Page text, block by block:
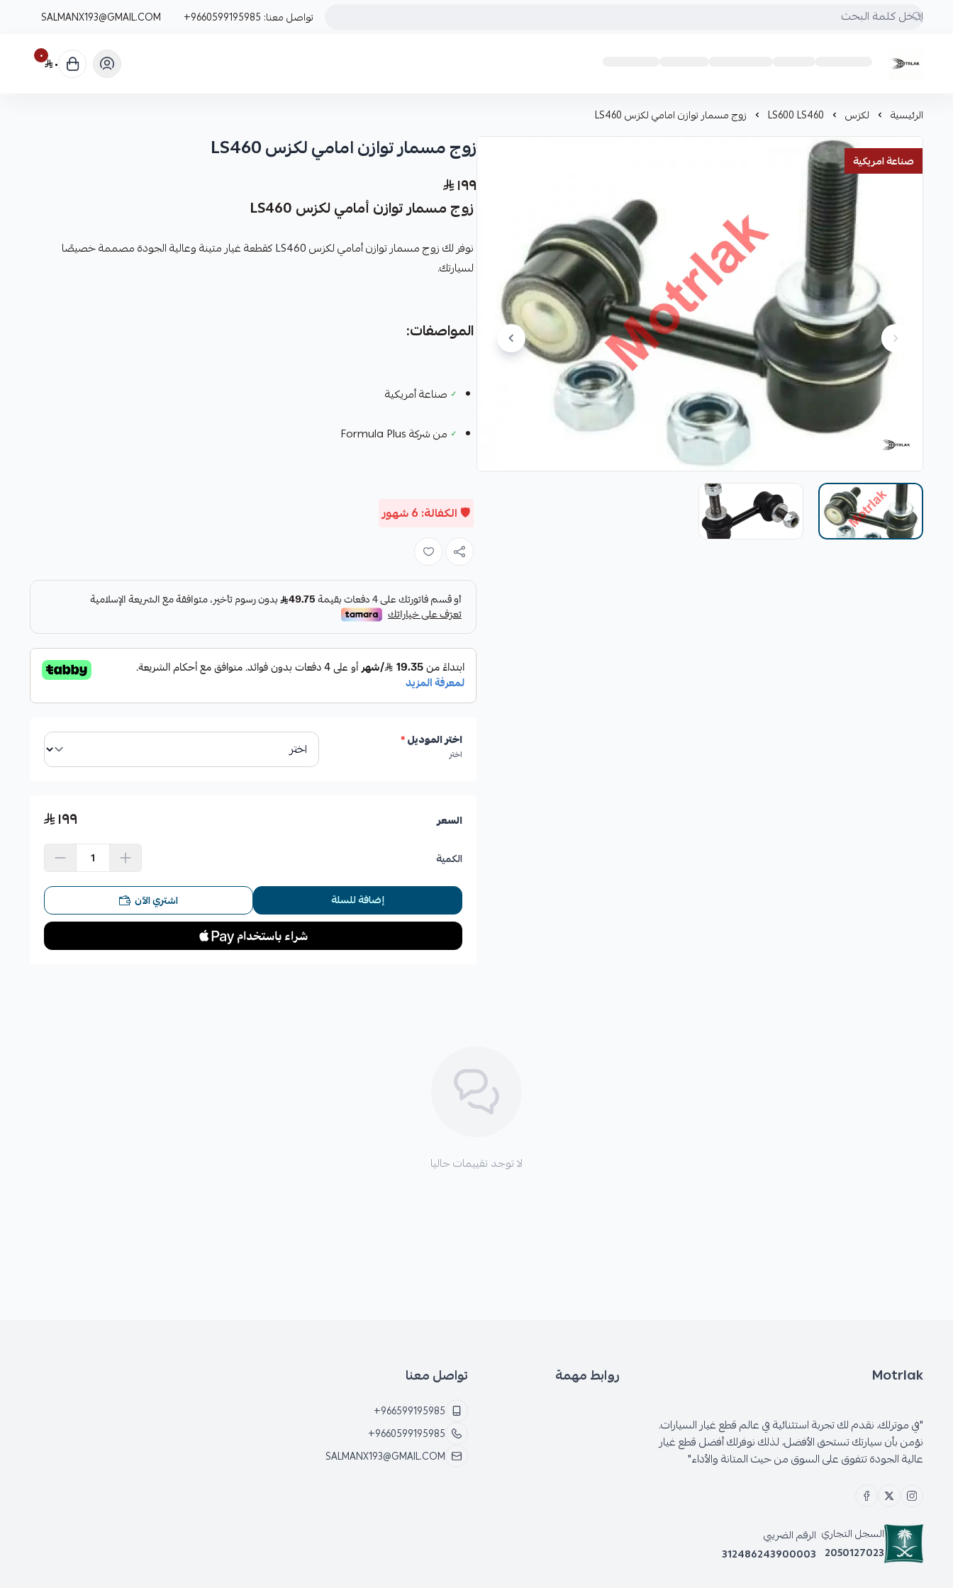
تواصل معنا: +9660599195985
SALMANX193@GMAIL.COM
Motrlak
٠ ٠
الرئيسية لكزس LS600 LS460 زوج مسمار توازن امامي لكزس LS460
صناعة امريكية زوج مسمار توازن امامي لكزس LS460
١٩٩
زوج مسمار توازن أمامي لكزس LS460
نوفر لك زوج مسمار توازن أمامي لكزس LS460 كقطعة غيار متينة وعالية الجودة مصممة خصيصًا
لسيارتك.
المواصفات:
✓ صناعة أمريكية
✓ من شركة Formula Plus
🛡️ الكفالة: 6 شهور
اختر الموديل*
اختر
السعر ١٩٩
الكمية
إضافة للسلة اشتري الآن
لا توجد تقييمات حاليا
Motrlak
"في موترلك، نقدم لك تجربة استثنائية في عالم قطع غيار السيارات.
نؤمن بأن سيارتك تستحق الأفضل، لذلك نوفرلك أفضل قطع غيار
عالية الجودة تتفوق على السوق من حيث المتانة والأداء"
السجل التجاري
2050127023
الرقم الضريبي
312486243900003
روابط مهمة تواصل معنا
+966599195985
+9660599195985
SALMANX193@GMAIL.COM